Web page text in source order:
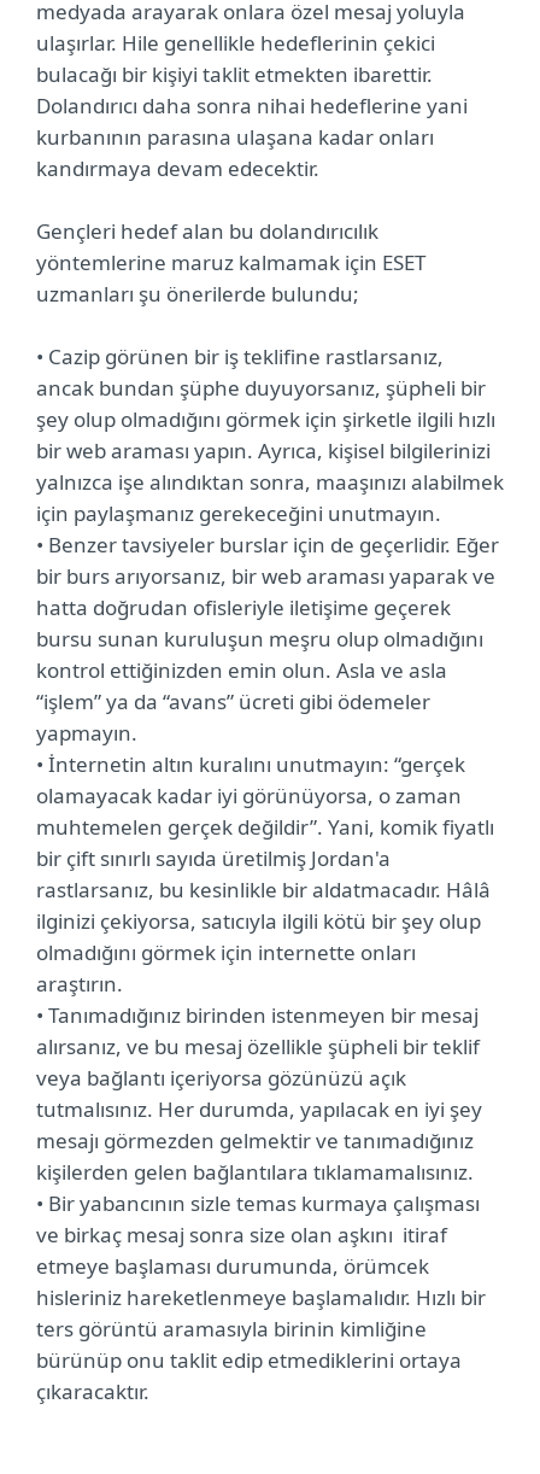
medyada arayarak onlara özel mesaj yoluyla
ulaşırlar. Hile genellikle hedeflerinin çekici
bulacağı bir kişiyi taklit etmekten ibarettir.
Dolandırıcı daha sonra nihai hedeflerine yani
kurbanının parasına ulaşana kadar onları
kandırmaya devam edecektir.
Gençleri hedef alan bu dolandırıcılık
yöntemlerine maruz kalmamak için ESET
uzmanları şu önerilerde bulundu;
• Cazip görünen bir iş teklifine rastlarsanız,
ancak bundan şüphe duyuyorsanız, şüpheli bir
şey olup olmadığını görmek için şirketle ilgili hızlı
bir web araması yapın. Ayrıca, kişisel bilgilerinizi
yalnızca işe alındıktan sonra, maaşınızı alabilmek
için paylaşmanız gerekeceğini unutmayın.
• Benzer tavsiyeler burslar için de geçerlidir. Eğer
bir burs arıyorsanız, bir web araması yaparak ve
hatta doğrudan ofisleriyle iletişime geçerek
bursu sunan kuruluşun meşru olup olmadığını
kontrol ettiğinizden emin olun. Asla ve asla
“işlem” ya da “avans” ücreti gibi ödemeler
yapmayın.
• İnternetin altın kuralını unutmayın: “gerçek
olamayacak kadar iyi görünüyorsa, o zaman
muhtemelen gerçek değildir”. Yani, komik fiyatlı
bir çift sınırlı sayıda üretilmiş Jordan'a
rastlarsanız, bu kesinlikle bir aldatmacadır. Hâlâ
ilginizi çekiyorsa, satıcıyla ilgili kötü bir şey olup
olmadığını görmek için internette onları
araştırın.
• Tanımadığınız birinden istenmeyen bir mesaj
alırsanız, ve bu mesaj özellikle şüpheli bir teklif
veya bağlantı içeriyorsa gözünüzü açık
tutmalısınız. Her durumda, yapılacak en iyi şey
mesajı görmezden gelmektir ve tanımadığınız
kişilerden gelen bağlantılara tıklamamalısınız.
• Bir yabancının sizle temas kurmaya çalışması
ve birkaç mesaj sonra size olan aşkını itiraf
etmeye başlaması durumunda, örümcek
hisleriniz hareketlenmeye başlamalıdır. Hızlı bir
ters görüntü aramasıyla birinin kimliğine
bürünüp onu taklit edip etmediklerini ortaya
çıkaracaktır.